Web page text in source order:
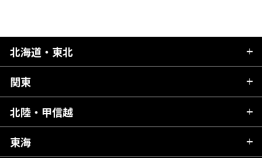
北海道・東北
北海道
青森県
秋田県
関東
茨城県
栃木県
北陸・甲信越
新潟県
東海